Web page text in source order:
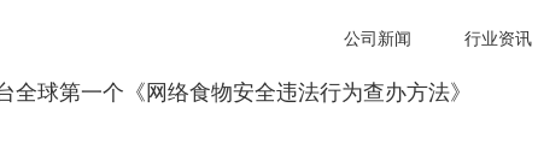
公司新闻 行业资讯
全球第一个《网络食物安全违法行为查办方法》